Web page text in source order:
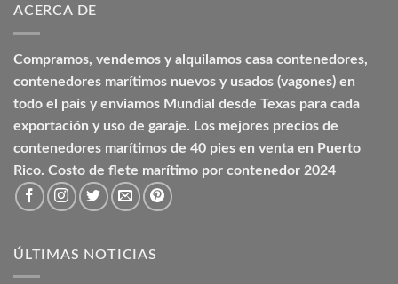
ACERCA DE
Compramos, vendemos y alquilamos casa contenedores,
contenedores marítimos nuevos y usados (vagones) en
todo el país y enviamos Mundial desde Texas para cada
exportación y uso de garaje. Los mejores precios de
contenedores marítimos de 40 pies en venta en Puerto
Rico. Costo de flete marítimo por contenedor 2024
ÚLTIMAS NOTICIAS